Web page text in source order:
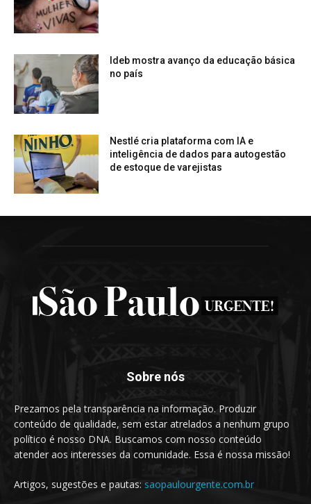
Ideb mostra avanço da educação básica
no país
Nestlé cria plataforma com IA e
inteligência de dados para autogestão
de estoque de varejistas
Sobre nós
Prezamos pela transparência na informação. Produzir
conteúdo de qualidade, sem estar atrelados a nenhum grupo
político é nosso DNA. Buscamos com nosso conteúdo
atender aos interesses da comunidade. Essa é nossa missão!
Artigos, sugestões e pautas: saopaulourgente.com.br